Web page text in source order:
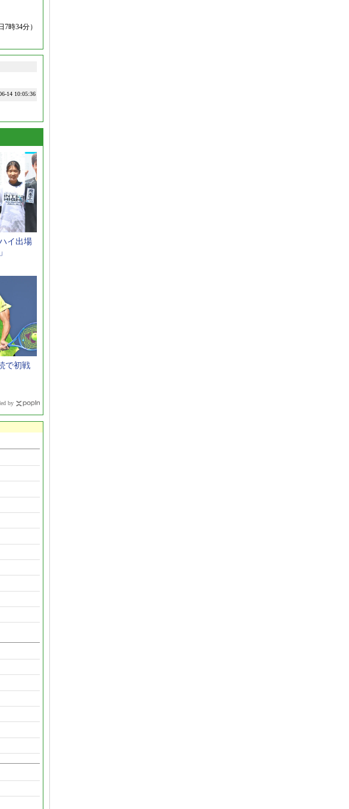
7時34分）
14 10:05:36
イ出場
で初戦
by